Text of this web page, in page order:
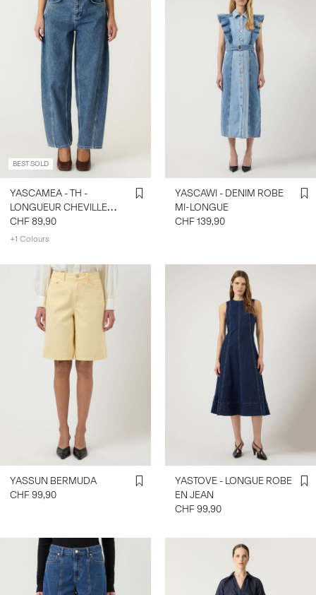
BEST SOLD
YASCAMEA - TH -
LONGUEUR CHEVILLE
JEANS BARREL
CHF 89,90
+1 Colours
YASCAWI - DENIM ROBE
MI-LONGUE
CHF 139,90
YASSUN BERMUDA
CHF 99,90
YASTOVE - LONGUE ROBE
EN JEAN
CHF 99,90